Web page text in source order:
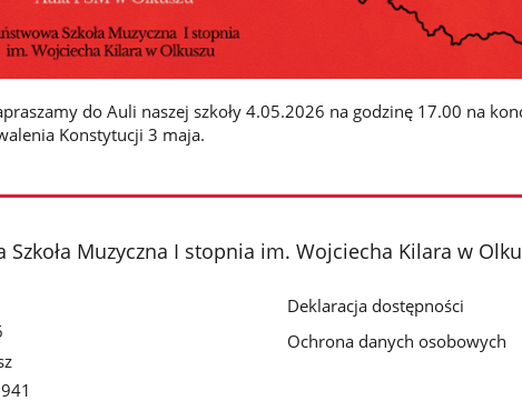
do Auli naszej szkoły 4.05.2026 na godzinę 17.00 na
Konstytucji 3 maja.
Szkoła Muzyczna I stopnia im. Wojciecha Kilara w
Deklaracja dostępności
Ochrona danych osobowych